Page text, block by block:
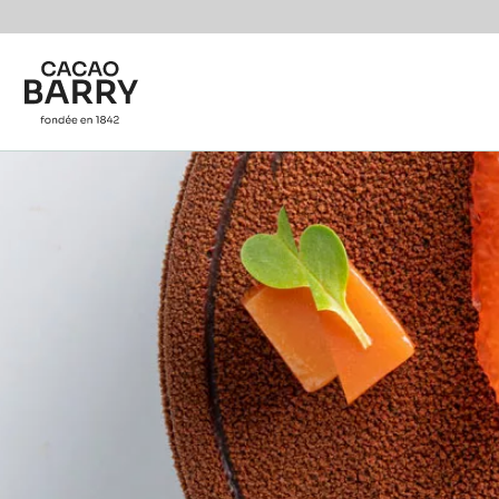
Skip to main content